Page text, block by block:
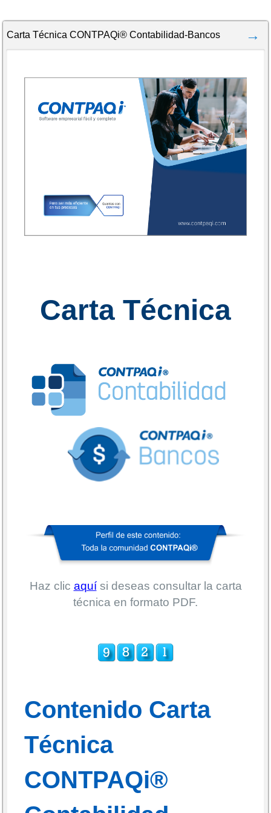
Carta Técnica CONTPAQi® Contabilidad-Bancos
Carta Técnica
Haz clic aquísi deseas consultar la carta
técnica en formato PDF.
Contenido Carta
Técnica
CONTPAQi®